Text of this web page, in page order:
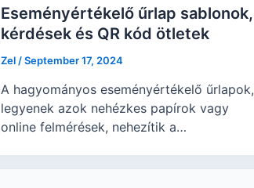
Eseményértékelő űrlap sablonok,
kérdések és QR kód ötletek
Zel/September 17, 2024
A hagyományos eseményértékelő űrlapok,
legyenek azok nehézkes papírok vagy
online felmérések, nehezítik a